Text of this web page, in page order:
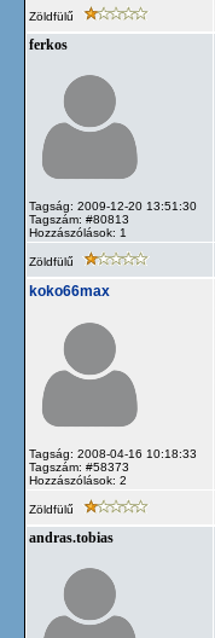
Zöldfülű
ferkos
Tagság: 2009-12-20 13:51:30
Tagszám: #80813
Hozzászólások: 1
Zöldfülű
koko66max
Tagság: 2008-04-16 10:18:33
Tagszám: #58373
Hozzászólások: 2
Zöldfülű
andras.tobias